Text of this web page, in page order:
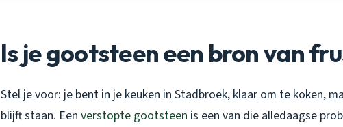
Is je gootsteen een bron van
Stel je voor: je bent in je keuken in Stadbroek, klaar om te koken,
blijft staan. Een verstopte gootsteen is een van die alledaagse